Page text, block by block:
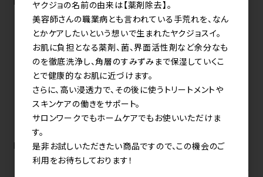
LS リケラオイル 100ml
ヤクジョの名前の由来は【薬剤除去】。
美容師さんの職業病とも言われている手荒れを、なん
とかケアしたいという想いで生まれたヤクジョスイ。
お肌に負担となる薬剤、菌、界面活性剤など余分なも
のを徹底洗浄し、角層のすみずみまで保湿していくこ
とで健康的なお肌に近づけます。
さらに、高い浸透力で、その後に使うトリートメントや
スキンケアの働きをサポート。
サロンワークでもホームケアでもお使いいただけま
す。
是非お試しいただきたい商品ですので、この機会のご
利用をお待ちしております！